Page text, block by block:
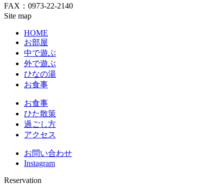
FAX：0973-22-2140
Site map
HOME
お部屋
中で遊ぶ
外で遊ぶ
ひなの湯
お食事
お食事
ひた散策
過ごし方
アクセス
お問い合わせ
Instagram
Reservation